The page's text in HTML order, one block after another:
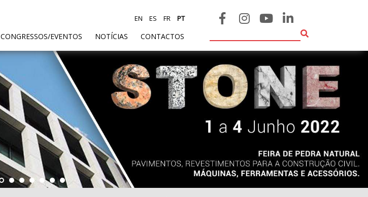
CONGRESSOS/EVENTOS NOTÍCIAS CONTACTOS
EN ES FR PT